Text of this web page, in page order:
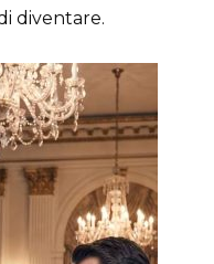
diventare.